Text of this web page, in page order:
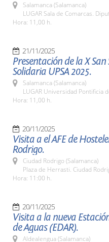
Salamanca (Salamanca)
LUGAR Sala de Comarcas.
Hora: 11,00 h.
21/11/2025
Presentación de la X San
Solidaria UPSA 2025.
Salamanca (Salamanca)
LUGAR Universidad Pontificia
Hora: 11,00 h.
20/11/2025
Visita a el AFE de
Rodrigo.
Ciudad Rodrigo (Salamanca)
Plaza de Herrasti. Ciudad
Hora: 11:00 h.
20/11/2025
Visita a la nueva
de Aguas (EDAR).
Aldealengua (Salamanca)